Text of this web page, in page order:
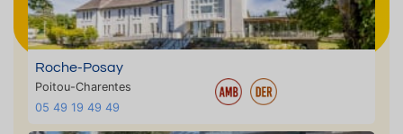
Roche-Posay
Poitou-Charentes
05 49 19 49 49